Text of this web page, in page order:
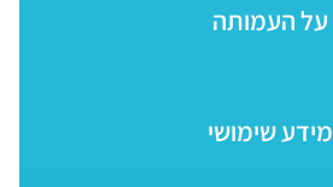
על העמותה
מידע שימושי